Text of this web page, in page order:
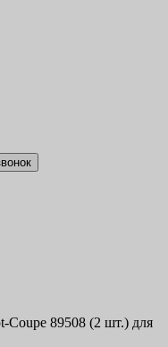
Coupe 89508 (2 шт.) для